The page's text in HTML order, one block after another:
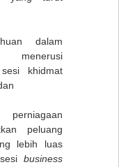
dalam
menerusi
khidmat
peluang
lebih luas
business